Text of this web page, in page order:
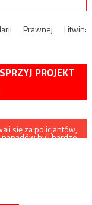
Prawnej Litwin:
PROJEKT
się za policjantów,
byli bardzo